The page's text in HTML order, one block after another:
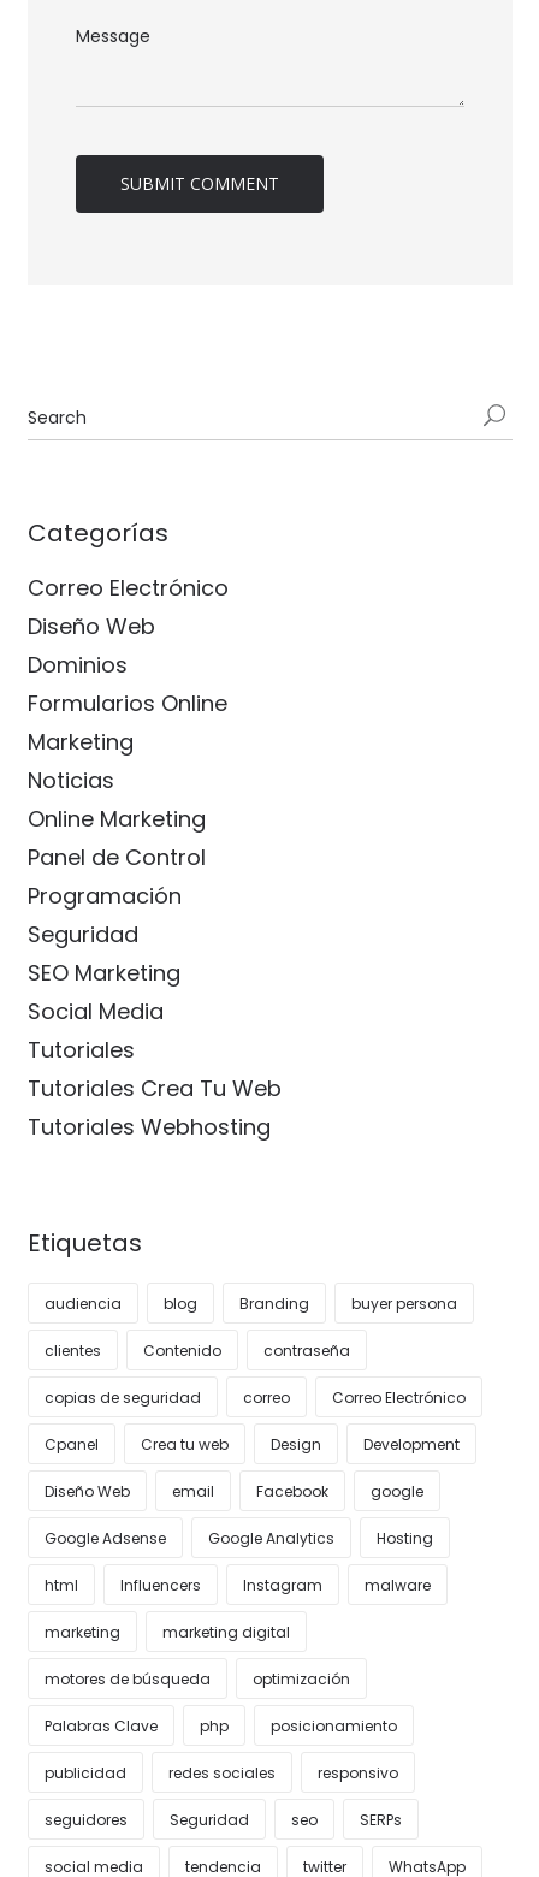
Categorías
Correo Electrónico
Diseño Web
Dominios
Formularios Online
Marketing
Noticias
Online Marketing
Panel de Control
Programación
Seguridad
SEO Marketing
Social Media
Tutoriales
Tutoriales Crea Tu Web
Tutoriales Webhosting
Etiquetas
audiencia blog Branding buyer persona
clientes Contenido contraseña
copias de seguridad correo Correo Electrónico
Cpanel Crea tu web Design Development
Diseño Web email Facebook google
Google Adsense Google Analytics Hosting
html Influencers Instagram malware
marketing marketing digital
motores de búsqueda optimización
Palabras Clave php posicionamiento
publicidad redes sociales responsivo
seguidores Seguridad seo SERPs
social media tendencia twitter WhatsApp